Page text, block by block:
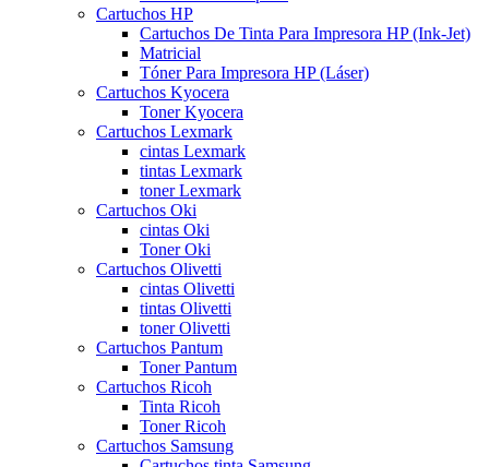
Cartuchos HP
Cartuchos De Tinta Para Impresora HP (Ink-Jet)
Matricial
Tóner Para Impresora HP (Láser)
Cartuchos Kyocera
Toner Kyocera
Cartuchos Lexmark
cintas Lexmark
tintas Lexmark
toner Lexmark
Cartuchos Oki
cintas Oki
Toner Oki
Cartuchos Olivetti
cintas Olivetti
tintas Olivetti
toner Olivetti
Cartuchos Pantum
Toner Pantum
Cartuchos Ricoh
Tinta Ricoh
Toner Ricoh
Cartuchos Samsung